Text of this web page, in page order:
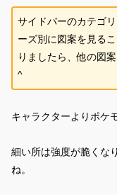
サイドバーのカテゴ
ーズ別に図案を見る
りましたら、他の図
^
キャラクターよりポケ
細い所は強度が脆くな
ね。